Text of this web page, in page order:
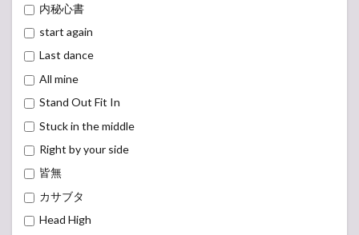
内秘心書
start again
Last dance
All mine
Stand Out Fit In
Stuck in the middle
Right by your side
皆無
カサブタ
Head High